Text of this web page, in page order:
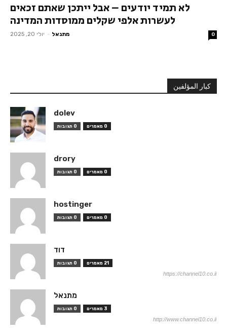
לא תמיד יודעים – אבל ייתכן שאתם זכאים
לעשרות אלפי שקלים ממוסדות המדינה
מתנאל - יולי 20, 2025 0
كبار المؤلفين
dolev
0 מאמרים 0 תגובות
drory
0 מאמרים 0 תגובות
hostinger
0 מאמרים 0 תגובות
דוד
21 מאמרים 0 תגובות
https://channel10.co.il
מתנאל
3 מאמרים 0 תגובות
http://www.channel10.co.il